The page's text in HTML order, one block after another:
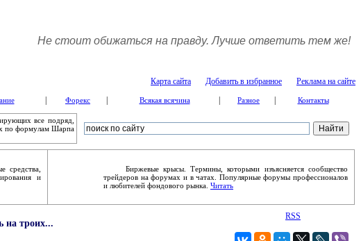
Не стоит обижаться на правду. Лучше ответить тем же!
Карта сайта Добавить в избранное Реклама на сайте
Форекс Всякая всячина Разное Контакты
все подряд,
по формулам Шарпа
и
Биржевые крысы. Термины, которыми изъясняется сообщество
трейдеров на форумах и в чатах. Популярные форумы профессионалов
и любителей фондового рынка. Читать
на троих...
RSS